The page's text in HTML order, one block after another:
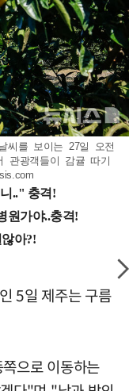
씨를 보이는 27일 오전
관광객들이 감귤 따기
5일 제주는 구름
으로 이동하는